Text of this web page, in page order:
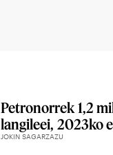
Petronorrek 1,2
langileei, 2023ko
JOKIN SAGARZAZU